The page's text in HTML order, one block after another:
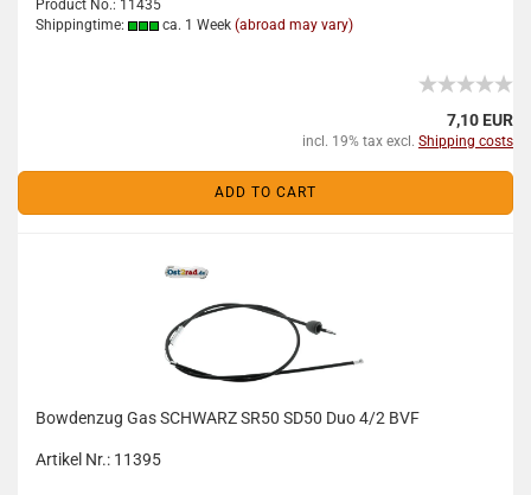
Product No.: 11435
Shippingtime:
ca. 1 Week (abroad may vary)
7,10 EUR
incl. 19% tax excl. Shipping costs
ADD TO CART
Bowdenzug Gas SCHWARZ SR50 SD50 Duo 4/2 BVF
Artikel Nr.: 11395